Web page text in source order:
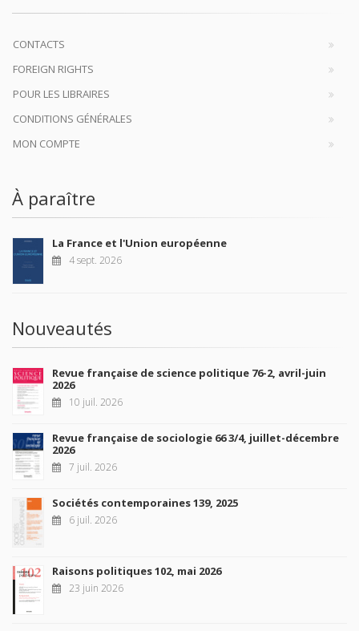
CONTACTS
FOREIGN RIGHTS
POUR LES LIBRAIRES
CONDITIONS GÉNÉRALES
MON COMPTE
À paraître
La France et l'Union européenne
4 sept. 2026
Nouveautés
Revue française de science politique 76-2, avril-juin
2026
10 juil. 2026
Revue française de sociologie 66 3/4, juillet-décembre
2026
7 juil. 2026
Sociétés contemporaines 139, 2025
6 juil. 2026
Raisons politiques 102, mai 2026
23 juin 2026